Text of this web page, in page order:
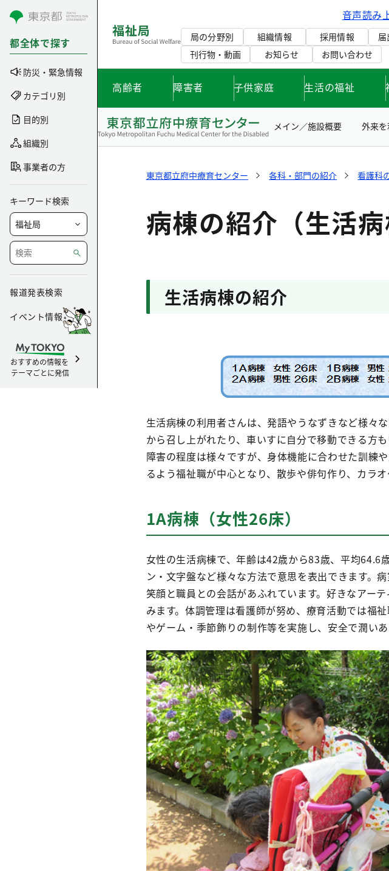
コンテンツにスキップ
都全体で探す
防災・緊急情報
カテゴリ別
目的別
組織別
事業者の方
キーワード検索
報道発表検索
イベント情報
おすすめの情報を
テーマごとに発信
音声読み
局の分野別 組織情報 採用情報
刊行物・動画
お知らせ お問い合わせ
高齢者 障害者 子供家庭 生活の福祉
メイン／施設概要 外来
東京都立府中療育センター 各科・部門の紹介 看護科
病棟の紹介（生活病
生活病棟の紹介
生活病棟の利用者さんは、発語やうなずきなど様々
から召し上がれたり、車いすに自分で移動できる方も
障害の程度は様々ですが、身体機能に合わせた訓練
るよう福祉職が中心となり、散歩や俳句作り、カラ
1A病棟（女性26床）
女性の生活病棟で、年齢は42歳から83歳、平均64.6
ン・文字盤など様々な方法で意思を表出できます。
笑顔と職員との会話があふれています。好きなアー
みます。体調管理は看護師が努め、療育活動では福
やゲーム・季節飾りの制作等を実施し、安全で潤いあ